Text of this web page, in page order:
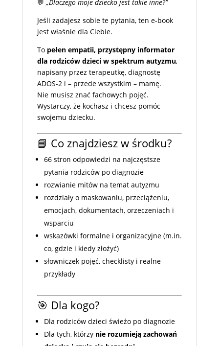
💬 „Dlaczego moje dziecko jest takie inne?”
Jeśli zadajesz sobie te pytania, ten e-book
jest właśnie dla Ciebie.
To pełen empatii, przystępny informator
dla rodziców dzieci w spektrum autyzmu,
napisany przez terapeutkę, diagnostę
ADOS-2 i – przede wszystkim – mamę.
Nie musisz znać fachowych pojęć.
Wystarczy, że kochasz i chcesz pomóc
swojemu dziecku.
📘 Co znajdziesz w środku?
66 stron odpowiedzi na najczęstsze
pytania rodziców po diagnozie
rozwianie mitów na temat autyzmu
rozdziały o maskowaniu, przeciążeniu,
emocjach, dokumentach, orzeczeniach i
wsparciu
wskazówki formalne i organizacyjne (m.in.
co, gdzie i kiedy złożyć)
słowniczek pojęć, checklisty i realne
przykłady
🎯 Dla kogo?
Dla rodziców dzieci świeżo po diagnozie
Dla tych, którzy nie rozumieją zachowań